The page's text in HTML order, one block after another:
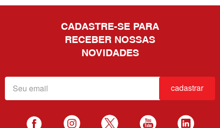
CADASTRE-SE PARA
RECEBER NOSSAS
NOVIDADES
cadastrar